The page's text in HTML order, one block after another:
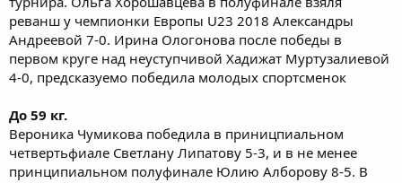
реванш у чемпионки Европы U23 2018 Александры
Андреевой 7-0. Ирина Ологонова после победы в
первом круге над неуступчивой Хадижат Муртузалиевой
4-0, предсказуемо победила молодых спортсменок
До 59 кг.
Вероника Чумикова победила в приницпиальном
четвертьфиале Светлану Липатову 5-3, и в не менее
принципиальном полуфинале Юлию Алборову 8-5. В